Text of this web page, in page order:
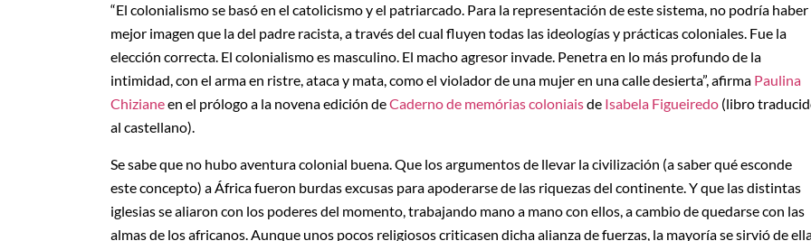
“El colonialismo se basó en el catolicismo y el patriarcado. Para la representación de este sistema, no podría haber
mejor imagen que la del padre racista, a través del cual fluyen todas las ideologías y prácticas coloniales. Fue la
elección correcta. El colonialismo es masculino. El macho agresor invade. Penetra en lo más profundo de la
intimidad, con el arma en ristre, ataca y mata, como el violador de una mujer en una calle desierta”, afirma Paulina
Chizianeen el prólogo a la novena edición deCaderno de memórias coloniaisde Isabela Figueiredo (libro
al castellano).
Se sabe que no hubo aventura colonial buena. Que los argumentos de llevar la civilización (a saber qué esconde
este concepto) a África fueron burdas excusas para apoderarse de las riquezas del continente. Y que las distintas
iglesias se aliaron con los poderes del momento, trabajando mano a mano con ellos, a cambio de quedarse con las
almas de los africanos. Aunque unos pocos religiosos criticasen dicha alianza de fuerzas, la mayoría se sirvió de